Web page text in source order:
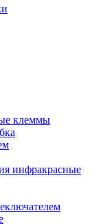
клеммы
инфракрасные